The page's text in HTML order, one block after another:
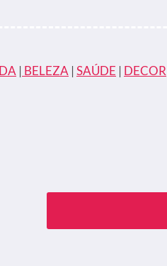
| BELEZA | SAÚDE | DECOR